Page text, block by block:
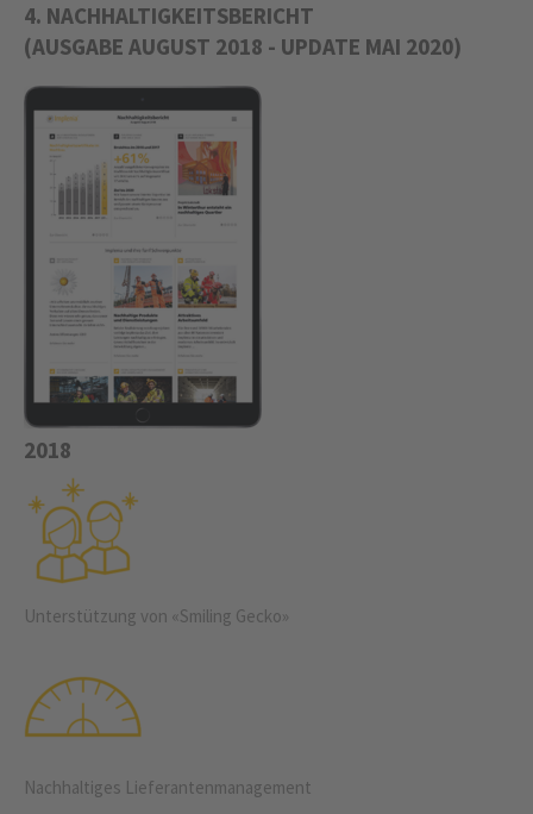
4. NACHHALTIGKEITSBERICHT
(AUSGABE AUGUST 2018 - UPDATE MAI 2020)
2018
Unterstützung von «Smiling Gecko»
Nachhaltiges Liefe­ranten­management